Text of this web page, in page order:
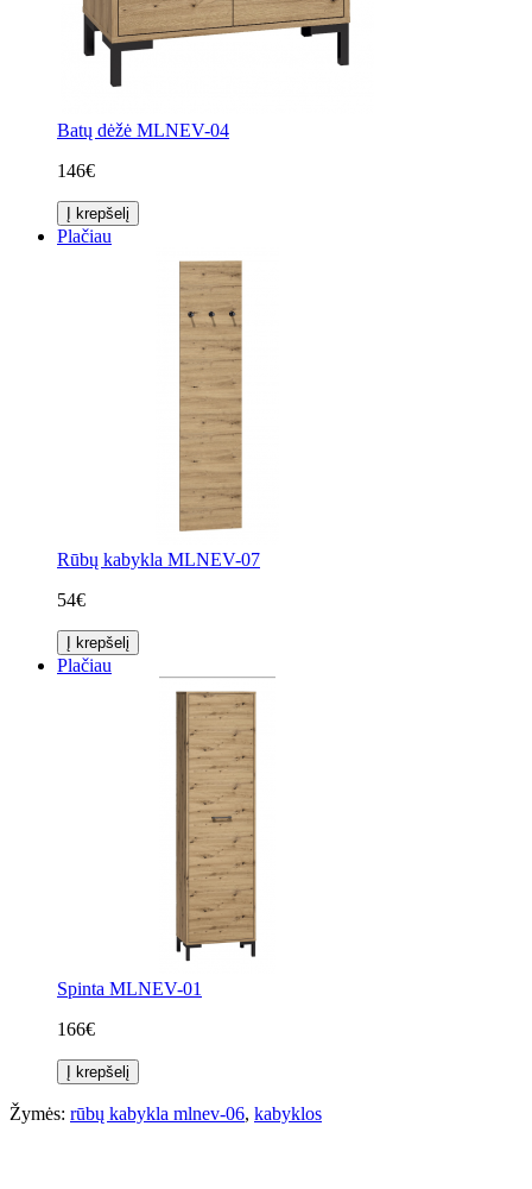
Batų dėžė MLNEV-04
146€
Į krepšelį
Plačiau
Rūbų kabykla MLNEV-07
54€
Į krepšelį
Plačiau
Spinta MLNEV-01
166€
Į krepšelį
Žymės: rūbų kabykla mlnev-06, kabyklos